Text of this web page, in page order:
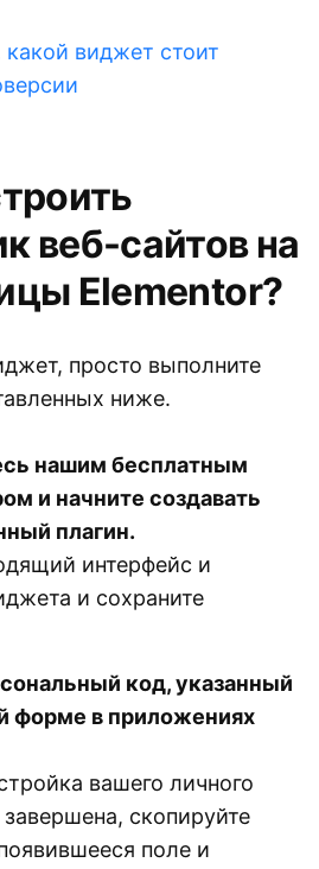
виджет стоит
веб-сайтов на
Elementor?
просто выполните
ниже.
нашим бесплатным
и начните создавать
плагин.
интерфейс и
и сохраните
код, указанный
форме в приложениях
вашего личного
завершена, скопируйте
поле и